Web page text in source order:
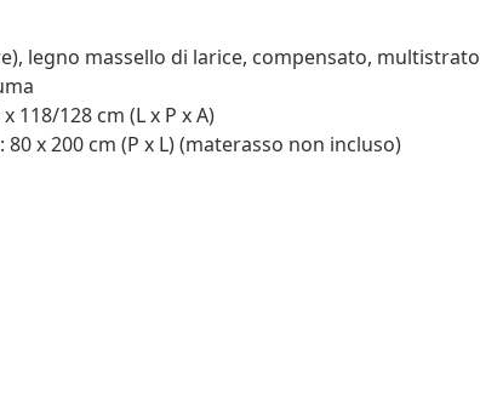
legno massello di larice, compensato, multistrato
118/128 cm (L x P x A)
x 200 cm (P x L) (materasso non incluso)